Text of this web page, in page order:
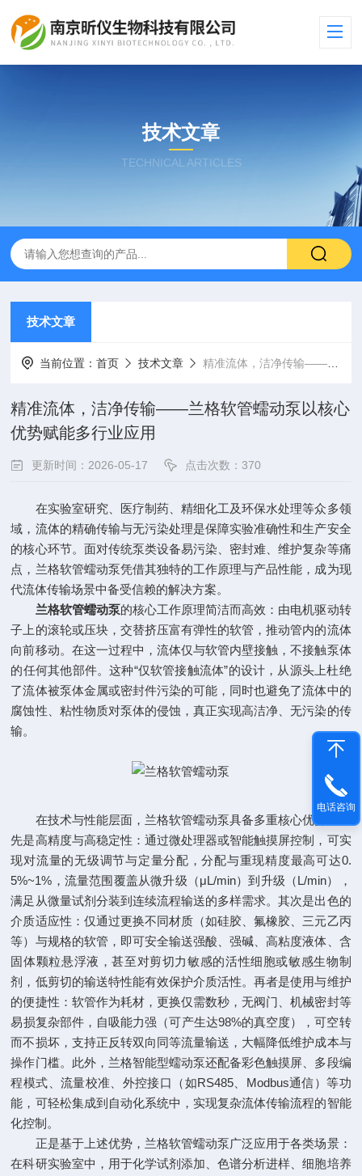
技术文章
TECHNICAL ARTICLES
技术文章
当前位置：首页 技术文章 精准流体，洁净传输——兰格软管蠕动泵以核心优势赋能多行业应用
精准流体，洁净传输——兰格软管蠕动泵以核心
优势赋能多行业应用
更新时间：2026-05-17 点击次数：370
在实验室研究、医疗制药、精细化工及环保水处理等众多领
域，流体的精确传输与无污染处理是保障实验准确性和生产安全
的核心环节。面对传统泵类设备易污染、密封难、维护复杂等痛
点，兰格软管蠕动泵凭借其独特的工作原理与产品性能，成为现
代流体传输场景中备受信赖的解决方案。
兰格软管蠕动泵的核心工作原理简洁而高效：由电机驱动转
子上的滚轮或压块，交替挤压富有弹性的软管，推动管内的流体
向前移动。在这一过程中，流体仅与软管内壁接触，不接触泵体
的任何其他部件。这种“仅软管接触流体”的设计，从源头上杜绝
了流体被泵体金属或密封件污染的可能，同时也避免了流体中的
腐蚀性、粘性物质对泵体的侵蚀，真正实现高洁净、无污染的传
输。
在技术与性能层面，兰格软管蠕动泵具备多重核心优势。首
先是高精度与高稳定性：通过微处理器或智能触摸屏控制，可实
现对流量的无级调节与定量分配，分配与重现精度最高可达0.
5%~1%，流量范围覆盖从微升级（μL/min）到升级（L/min），
满足从微量试剂分装到连续流程输送的多样需求。其次是出色的
介质适应性：仅通过更换不同材质（如硅胶、氟橡胶、三元乙丙
等）与规格的软管，即可安全输送强酸、强碱、高粘度液体、含
固体颗粒悬浮液，甚至对剪切力敏感的活性细胞或敏感生物制
剂，低剪切的输送特性能有效保护介质活性。再者是使用与维护
的便捷性：软管作为耗材，更换仅需数秒，无阀门、机械密封等
易损复杂部件，自吸能力强（可产生达98%的真空度），可空转
而不损坏，支持正反转双向同等流量输送，大幅降低维护成本与
操作门槛。此外，兰格智能型蠕动泵还配备彩色触摸屏、多段编
程模式、流量校准、外控接口（如RS485、Modbus通信）等功
能，可轻松集成到自动化系统中，实现复杂流体传输流程的智能
化控制。
正是基于上述优势，兰格软管蠕动泵广泛应用于各类场景：
在科研实验室中，用于化学试剂添加、色谱分析进样、细胞培养
电话咨询